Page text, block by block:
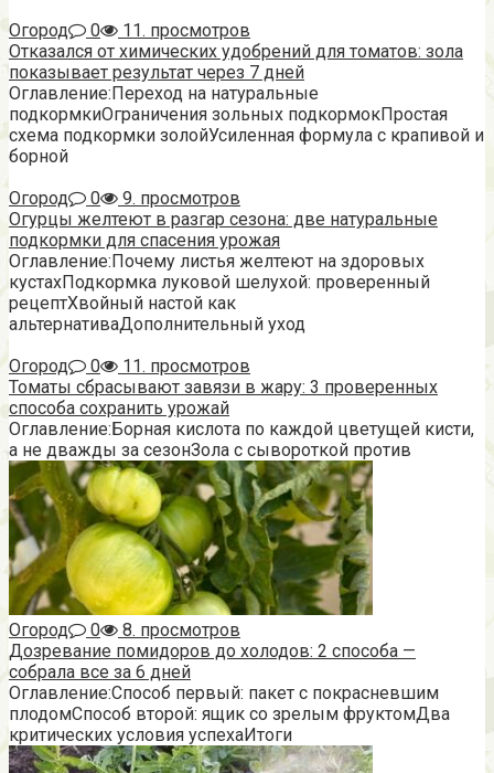
Огород
0
11. просмотров
Отказался от химических удобрений для томатов: зола
показывает результат через 7 дней
Оглавление:Переход на натуральные
подкормкиОграничения зольных подкормокПростая
схема подкормки золойУсиленная формула с крапивой и
борной
Огород
0
9. просмотров
Огурцы желтеют в разгар сезона: две натуральные
подкормки для спасения урожая
Оглавление:Почему листья желтеют на здоровых
кустахПодкормка луковой шелухой: проверенный
рецептХвойный настой как
альтернативаДополнительный уход
Огород
0
11. просмотров
Томаты сбрасывают завязи в жару: 3 проверенных
способа сохранить урожай
Оглавление:Борная кислота по каждой цветущей кисти,
а не дважды за сезонЗола с сывороткой против
Огород 0
8. просмотров
Дозревание помидоров до холодов: 2 способа —
собрала все за 6 дней
Оглавление:Способ первый: пакет с покрасневшим
плодомСпособ второй: ящик со зрелым фруктомДва
критических условия успехаИтоги